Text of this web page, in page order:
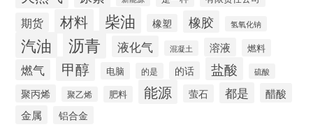
期货 材料 柴油 橡塑 橡胶 氢氧化钠
汽油 沥青 液化气 混凝土 溶液 燃料
燃气 甲醇 电脑 的是 的话 盐酸 硫酸
聚丙烯 聚乙烯 肥料 能源 萤石 都是 醋酸
金属 铝合金